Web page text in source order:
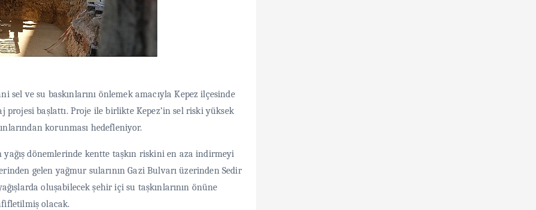
ve su baskınlarını önlemek amacıyla Kepez ilçesinde
başlattı. Proje ile birlikte Kepez’in sel riski yüksek
korunması hedefleniyor.
dönemlerinde kentte taşkın riskini en aza indirmeyi
gelen yağmur sularının Gazi Bulvarı üzerinden Sedir
oluşabilecek şehir içi su taşkınlarının önüne
olacak.